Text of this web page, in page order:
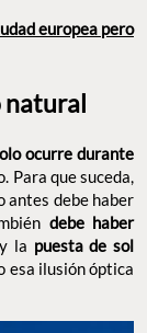
europea pero
natural
ocurre durante
Para que suceda,
antes debe haber
debe haber
la puesta de sol
esa ilusión óptica